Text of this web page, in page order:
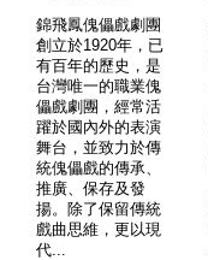
錦飛鳳傀儡戲劇團
創立於1920年，已
有百年的歷史，是
台灣唯一的職業傀
儡戲劇團，經常活
躍於國內外的表演
舞台，並致力於傳
統傀儡戲的傳承、
推廣、保存及發
揚。除了保留傳統
戲曲思維，更以現
代...